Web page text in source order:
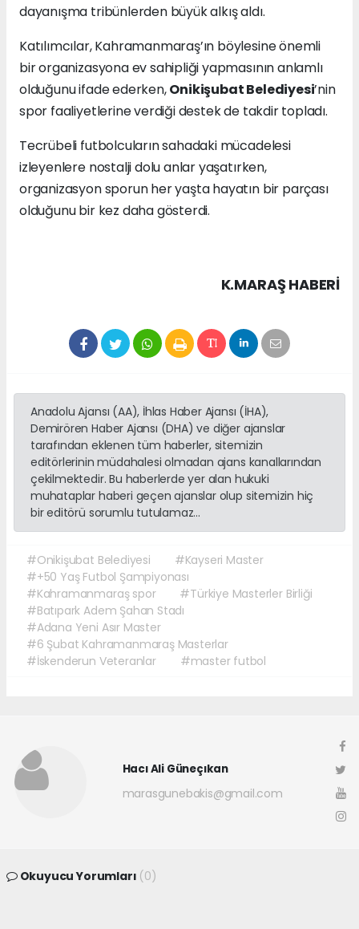
dayanışma tribünlerden büyük alkış aldı.
Katılımcılar, Kahramanmaraş’ın böylesine önemli
bir organizasyona ev sahipliği yapmasının anlamlı
olduğunu ifade ederken,Onikişubat Belediyesi’nin
spor faaliyetlerine verdiği destek de takdir topladı.
Tecrübeli futbolcuların sahadaki mücadelesi
izleyenlere nostalji dolu anlar yaşatırken,
organizasyon sporun her yaşta hayatın bir parçası
olduğunu bir kez daha gösterdi.
K.MARAŞ HABERİ
Anadolu Ajansı (AA), İhlas Haber Ajansı (İHA),
Demirören Haber Ajansı (DHA) ve diğer ajanslar
tarafından eklenen tüm haberler, sitemizin
editörlerinin müdahalesi olmadan ajans kanallarından
çekilmektedir. Bu haberlerde yer alan hukuki
muhataplar haberi geçen ajanslar olup sitemizin hiç
bir editörü sorumlu tutulamaz...
#Onikişubat Belediyesi
#Kayseri Master
#+50 Yaş Futbol Şampiyonası
#Kahramanmaraş spor
#Türkiye Masterler Birliği
#Batıpark Adem Şahan Stadı
#Adana Yeni Asır Master
#6 Şubat Kahramanmaraş Masterlar
#İskenderun Veteranlar
#master futbol
Hacı Ali Güneçıkan
marasgunebakis@gmail.com
Okuyucu Yorumları (0)